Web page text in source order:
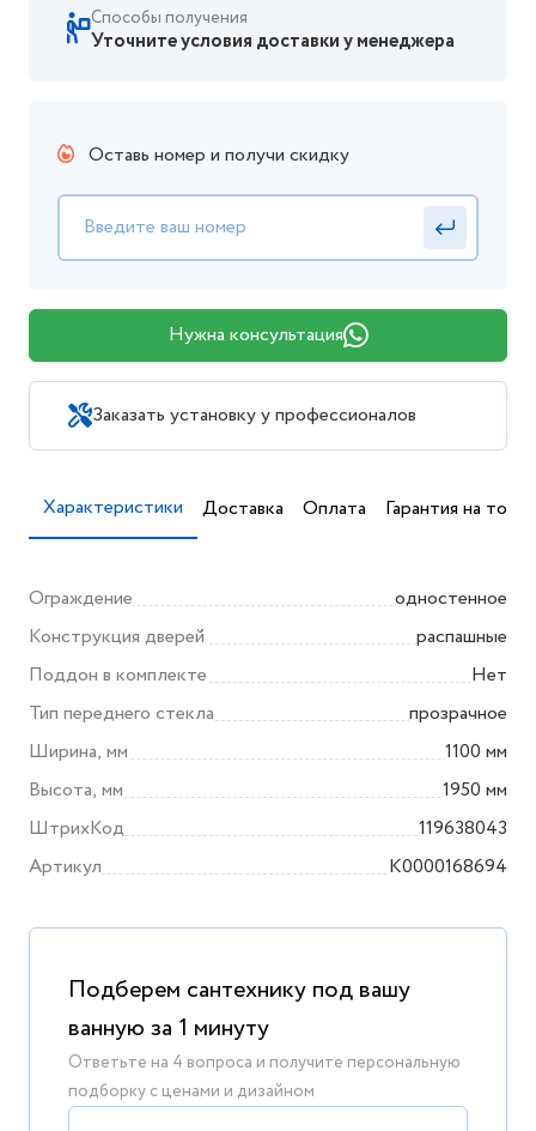
Способы получения
Уточните условия доставки у менеджера
Оставь номер и получи скидку
Нужна консультация
Заказать установку у профессионалов
Характеристики Доставка Оплата Гарантия на товар
Ограждение
одностенное
Конструкция дверей
распашные
Поддон в комплекте
Нет
Тип переднего стекла
прозрачное
Ширина, мм
1100 мм
Высота, мм
1950 мм
ШтрихКод
119638043
Артикул
K0000168694
Подберем сантехнику под вашу
ванную за 1 минуту
Ответьте на 4 вопроса и получите персональную
подборку с ценами и дизайном